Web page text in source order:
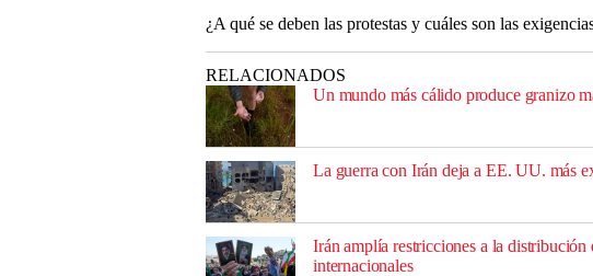
¿A qué se deben las protestas y cuáles son las
RELACIONADOS
Un mundo más cálido produce granizo
La guerra con Irán deja a EE. UU. más
Irán amplía restricciones a la
internacionales